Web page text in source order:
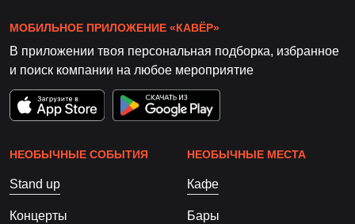
МОБИЛЬНОЕ ПРИЛОЖЕНИЕ «КАВЁР»
В приложении твоя персональная подборка, избранное
и поиск компании на любое мероприятие
НЕОБЫЧНЫЕ СОБЫТИЯ
Stand up
Концерты
НЕОБЫЧНЫЕ МЕСТА
Кафе
Бары